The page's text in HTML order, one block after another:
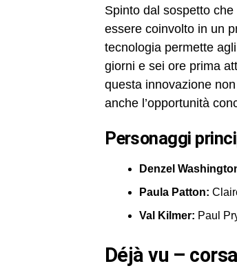
Spinto dal sospetto
essere coinvolto in un
tecnologia permette
giorni e sei ore prima
questa innovazione
anche l’opportunità
personaggi
Denzel
Paula Patton:
Val Kilmer: Paul
déjà vu –